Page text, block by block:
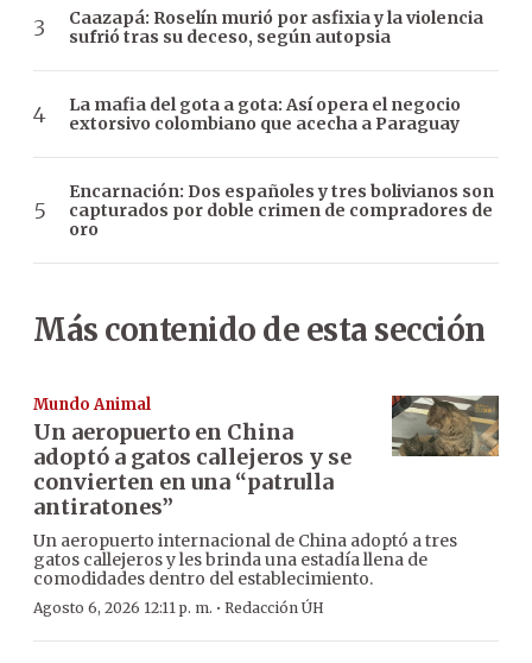
Caazapá: Roselín murió por asfixia y la violencia
sufrió tras su deceso, según autopsia
La mafia del gota a gota: Así opera el negocio
extorsivo colombiano que acecha a Paraguay
Encarnación: Dos españoles y tres bolivianos son
capturados por doble crimen de compradores de
oro
Más contenido de esta sección
Mundo Animal
Un aeropuerto en China
adoptó a gatos callejeros y se
convierten en una “patrulla
antiratones”
Un aeropuerto internacional de China adoptó a tres
gatos callejeros y les brinda una estadía llena de
comodidades dentro del establecimiento.
Agosto 6, 2026 12:11 p. m. · Redacción ÚH